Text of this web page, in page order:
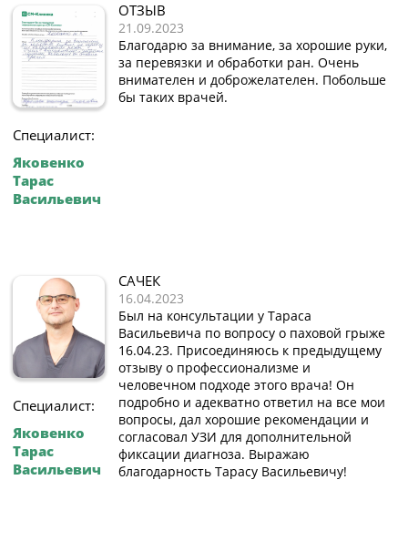
Специалист:
Яковенко
Тарас
Васильевич
ОТЗЫВ
21.09.2023
Благодарю за внимание, за хорошие руки,
за перевязки и обработки ран. Очень
внимателен и доброжелателен. Побольше
бы таких врачей.
Специалист:
Яковенко
Тарас
Васильевич
САЧЕК
16.04.2023
Был на консультации у Тараса
Васильевича по вопросу о паховой грыже
16.04.23. Присоединяюсь к предыдущему
отзыву о профессионализме и
человечном подходе этого врача! Он
подробно и адекватно ответил на все мои
вопросы, дал хорошие рекомендации и
согласовал УЗИ для дополнительной
фиксации диагноза. Выражаю
благодарность Тарасу Васильевичу!